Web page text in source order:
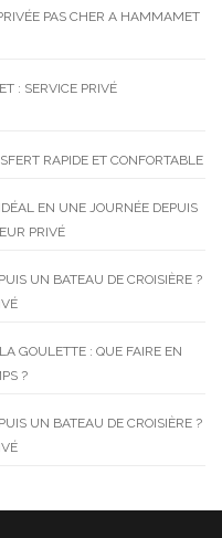
PAS CHER A HAMMAMET
: SERVICE PRIVÉ
RAPIDE ET CONFORTABLE
EN UNE JOURNÉE DEPUIS
PRIVÉ
UN BATEAU DE CROISIÈRE ?
GOULETTE : QUE FAIRE EN
?
UN BATEAU DE CROISIÈRE ?